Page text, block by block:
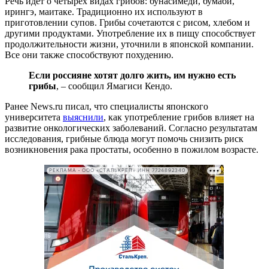
ирингэ, маитаке. Традиционно их используют в
приготовлении супов. Грибы сочетаются с рисом, хлебом и
другими продуктами. Употребление их в пищу способствует
продолжительности жизни, уточнили в японской компании.
Все они также способствуют похудению.
Если россияне хотят долго жить, им нужно есть
грибы, – сообщил Ямагиси Кендо.
Ранее News.ru писал, что специалисты японского
университета выяснили, как употребление грибов влияет на
развитие онкологических заболеваний. Согласно результатам
исследования, грибные блюда могут помочь снизить риск
возникновения рака простаты, особенно в пожилом возрасте.
РЕКЛАМА • ООО «СТАЛЬКРЕП» ИНН 7724892340